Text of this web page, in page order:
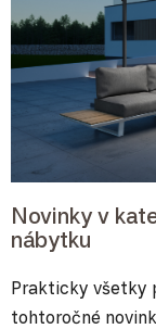
Novinky v
nábytku
Prakticky všetky
tohtoročné